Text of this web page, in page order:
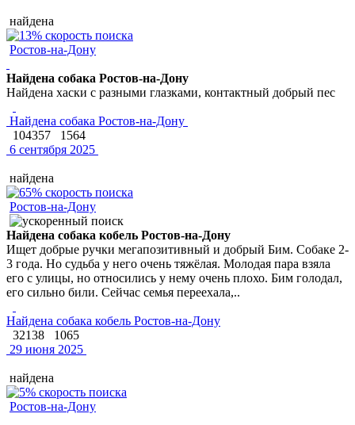
найдена
Ростов-на-Дону
Найдена собака Ростов-на-Дону
Найдена хаски с разными глазками, контактный добрый пес
Найдена собака Ростов-на-Дону
104357
1564
6 сентября 2025
найдена
Ростов-на-Дону
Найдена собака кобель Ростов-на-Дону
Ищет добрые ручки мегапозитивный и добрый Бим. Собаке 2-
3 года. Но судьба у него очень тяжёлая. Молодая пара взяла
его с улицы, но относились у нему очень плохо. Бим голодал,
его сильно били. Сейчас семья переехала,..
Найдена собака кобель Ростов-на-Дону
32138
1065
29 июня 2025
найдена
Ростов-на-Дону